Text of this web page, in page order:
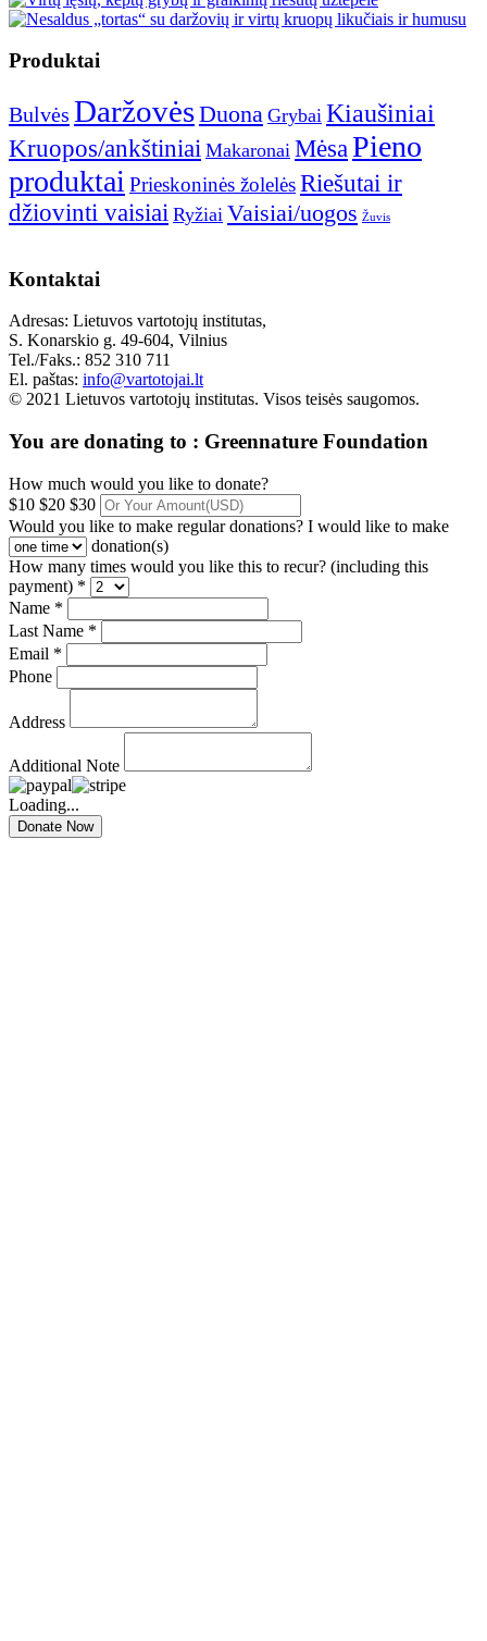
Produktai
Bulvės DaržovėsDuona Grybai Kiaušiniai
Kruopos/ankštiniai Makaronai MėsaPieno
produktai Prieskoninės žolelėsRiešutai ir
džiovinti vaisiai Ryžiai Vaisiai/uogos Žuvis
Kontaktai
Adresas: Lietuvos vartotojų institutas,
S. Konarskio g. 49-604, Vilnius
Tel./Faks.: 852 310 711
El. paštas: info@vartotojai.lt
© 2021 Lietuvos vartotojų institutas. Visos teisės saugomos.
You are donating to : Greennature Foundation
How much would you like to donate?
$10 $20 $30
Would you like to make regular donations? I would like to make
donation(s)
How many times would you like this to recur? (including this
payment) *
Name *
Last Name *
Email *
Phone
Address
Additional Note
Loading...